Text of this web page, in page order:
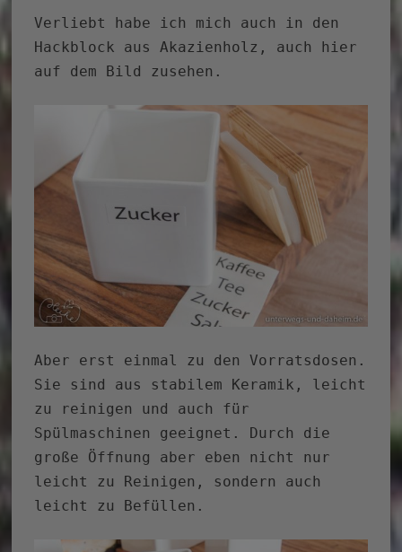
Verliebt habe ich mich auch in den
Hackblock aus Akazienholz, auch hier
auf dem Bild zusehen.
Aber erst einmal zu den Vorratsdosen.
Sie sind aus stabilem Keramik, leicht
zu reinigen und auch für
Spülmaschinen geeignet. Durch die
große Öffnung aber eben nicht nur
leicht zu Reinigen, sondern auch
leicht zu Befüllen.